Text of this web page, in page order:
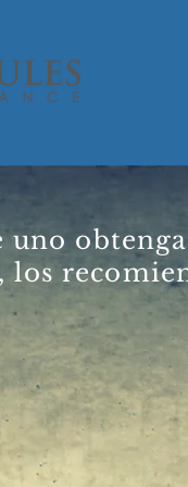
uno
Una